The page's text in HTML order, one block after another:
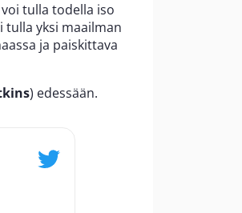
tulla todella iso
tulla yksi maailman
ja paiskittava
) edessään.